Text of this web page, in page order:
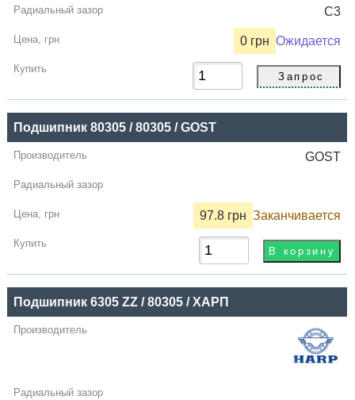
C3
0 грн Ожидается
Подшипник 80305 / 80305 / GOST
GOST
97.8 грн Заканчивается
Подшипник 6305 ZZ / 80305 / ХАРП